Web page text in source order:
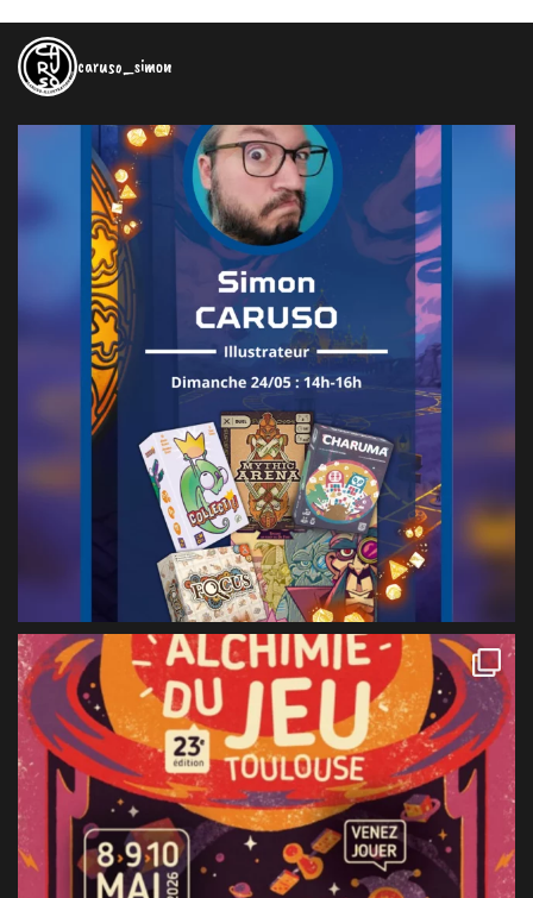
caruso_simon